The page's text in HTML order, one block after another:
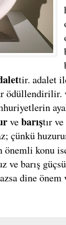
tir. adalet
ödüllendirilir.
vebarıştır
çünkü
önemli konu
ve barış
dine önem